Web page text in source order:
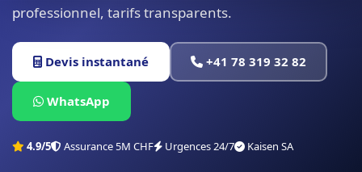
professionnel, tarifs transparents.
Devis instantané +41 78 319 32 82
WhatsApp
4.9/5 Assurance 5M CHF Urgences 24/7 Kaisen SA